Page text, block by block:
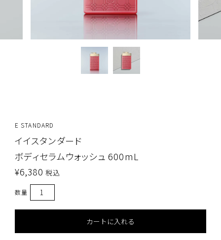
E STANDARD
イイスタンダード
ボディセラムウォッシュ 600mL
¥6,380 税込
カートに入れる